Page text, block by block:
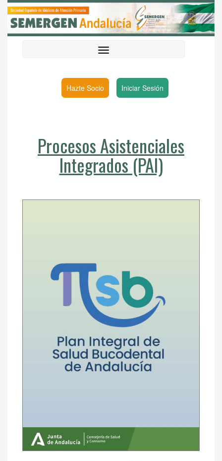
Hazte Socio Iniciar Sesión
Procesos Asistenciales
Integrados (PAI)